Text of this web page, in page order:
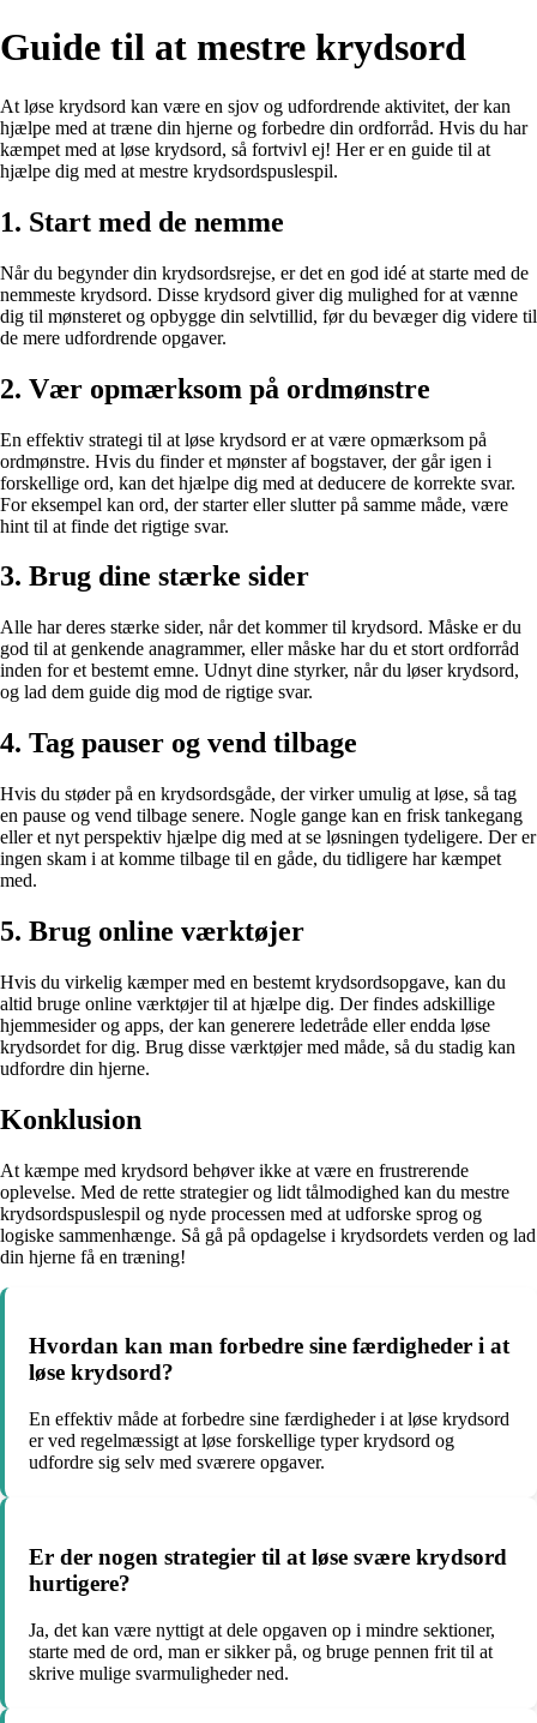
Guide til at mestre krydsord
At løse krydsord kan være en sjov og udfordrende aktivitet, der kan
hjælpe med at træne din hjerne og forbedre din ordforråd. Hvis du har
kæmpet med at løse krydsord, så fortvivl ej! Her er en guide til at
hjælpe dig med at mestre krydsordspuslespil.
1. Start med de nemme
Når du begynder din krydsordsrejse, er det en god idé at starte med de
nemmeste krydsord. Disse krydsord giver dig mulighed for at vænne
dig til mønsteret og opbygge din selvtillid, før du bevæger dig videre til
de mere udfordrende opgaver.
2. Vær opmærksom på ordmønstre
En effektiv strategi til at løse krydsord er at være opmærksom på
ordmønstre. Hvis du finder et mønster af bogstaver, der går igen i
forskellige ord, kan det hjælpe dig med at deducere de korrekte svar.
For eksempel kan ord, der starter eller slutter på samme måde, være
hint til at finde det rigtige svar.
3. Brug dine stærke sider
Alle har deres stærke sider, når det kommer til krydsord. Måske er du
god til at genkende anagrammer, eller måske har du et stort ordforråd
inden for et bestemt emne. Udnyt dine styrker, når du løser krydsord,
og lad dem guide dig mod de rigtige svar.
4. Tag pauser og vend tilbage
Hvis du støder på en krydsordsgåde, der virker umulig at løse, så tag
en pause og vend tilbage senere. Nogle gange kan en frisk tankegang
eller et nyt perspektiv hjælpe dig med at se løsningen tydeligere. Der er
ingen skam i at komme tilbage til en gåde, du tidligere har kæmpet
med.
5. Brug online værktøjer
Hvis du virkelig kæmper med en bestemt krydsordsopgave, kan du
altid bruge online værktøjer til at hjælpe dig. Der findes adskillige
hjemmesider og apps, der kan generere ledetråde eller endda løse
krydsordet for dig. Brug disse værktøjer med måde, så du stadig kan
udfordre din hjerne.
Konklusion
At kæmpe med krydsord behøver ikke at være en frustrerende
oplevelse. Med de rette strategier og lidt tålmodighed kan du mestre
krydsordspuslespil og nyde processen med at udforske sprog og
logiske sammenhænge. Så gå på opdagelse i krydsordets verden og lad
din hjerne få en træning!
Hvordan kan man forbedre sine færdigheder i at
løse krydsord?
En effektiv måde at forbedre sine færdigheder i at løse krydsord
er ved regelmæssigt at løse forskellige typer krydsord og
udfordre sig selv med sværere opgaver.
Er der nogen strategier til at løse svære krydsord
hurtigere?
Ja, det kan være nyttigt at dele opgaven op i mindre sektioner,
starte med de ord, man er sikker på, og bruge pennen frit til at
skrive mulige svarmuligheder ned.